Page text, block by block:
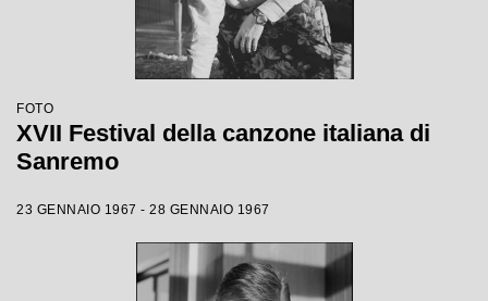
FOTO
XVII Festival della canzone italiana di
Sanremo
23 GENNAIO 1967 - 28 GENNAIO 1967